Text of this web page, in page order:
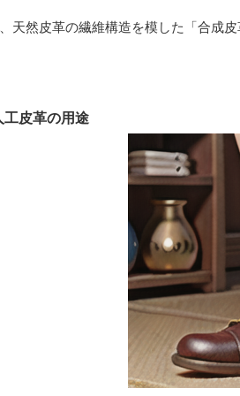
天然皮革の繊維構造を模した「合成
工皮革の用途